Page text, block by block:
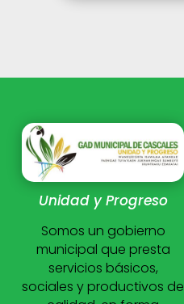
Unidad y Progreso
Somos un gobierno
municipal que presta
servicios básicos,
sociales y productivos de